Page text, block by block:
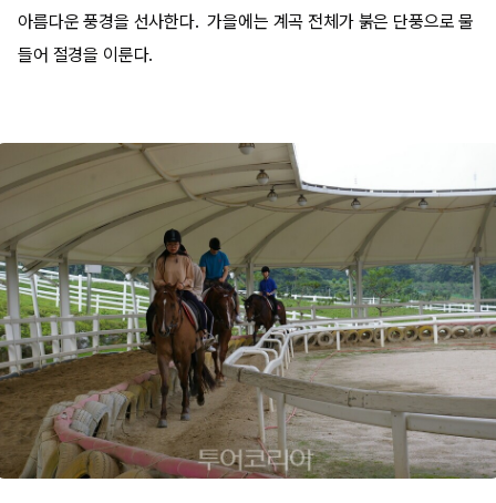
아름다운 풍경을 선사한다. 가을에는 계곡 전체가 붉은 단풍으로 물
들어 절경을 이룬다.